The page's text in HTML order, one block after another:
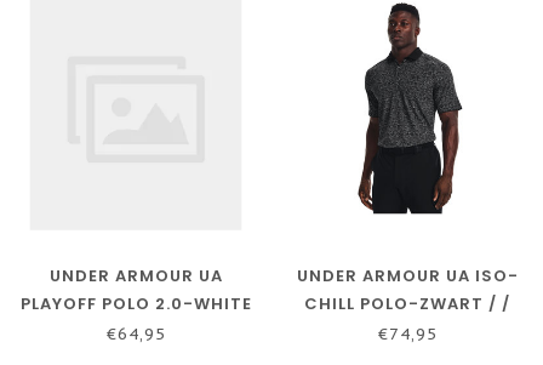
UNDER ARMOUR UA
PLAYOFF POLO 2.0-WHITE
/ OPAL BLUE / BLACK
€64,95
UNDER ARMOUR UA ISO-
CHILL POLO-ZWART / /
ZWART
€74,95